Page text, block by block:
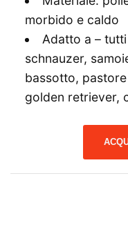
morbido e caldo
Adatto a –
schnauzer,
bassotto,
golden retriever,